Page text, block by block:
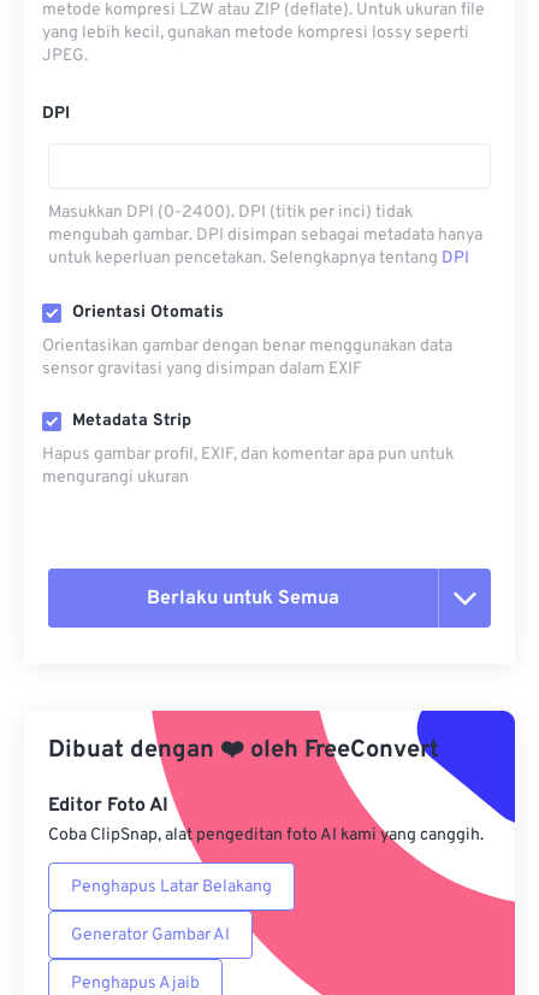
metode kompresi LZW atau ZIP (deflate). Untuk ukuran file
yang lebih kecil, gunakan metode kompresi lossy seperti
JPEG.
DPI
Masukkan DPI (0-2400). DPI (titik per inci) tidak
mengubah gambar. DPI disimpan sebagai metadata hanya
untuk keperluan pencetakan. Selengkapnya tentang DPI
Orientasi Otomatis
Orientasikan gambar dengan benar menggunakan data
sensor gravitasi yang disimpan dalam EXIF
Metadata Strip
Hapus gambar profil, EXIF, dan komentar apa pun untuk
mengurangi ukuran
Berlaku untuk Semua
Terapkan dari Preset
Simpan sebagai Preset
Dibuat dengan ❤️ oleh FreeConvert
Editor Foto AI
Coba ClipSnap, alat pengeditan foto AI kami yang canggih.
Penghapus Latar Belakang
Generator Gambar AI
Penghapus Ajaib